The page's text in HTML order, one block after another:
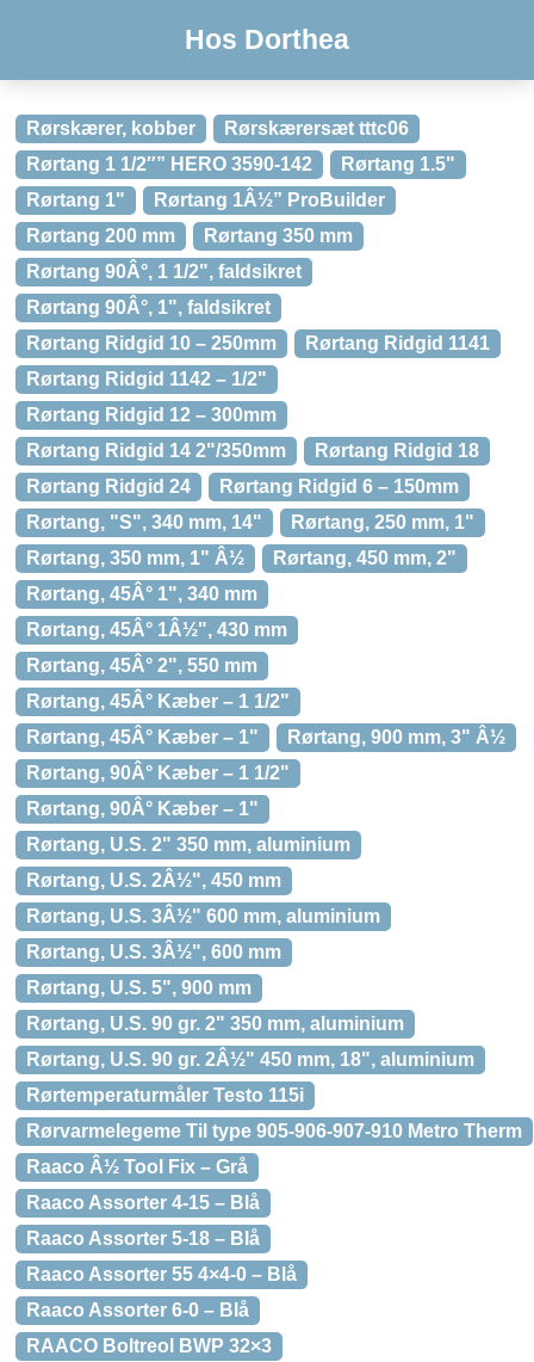
Hos Dorthea
Rørskærer, kobber
Rørskærersæt tttc06
Rørtang 1 1/2″” HERO 3590-142
Rørtang 1.5"
Rørtang 1"
Rørtang 1Â½” ProBuilder
Rørtang 200 mm
Rørtang 350 mm
Rørtang 90Â°, 1 1/2", faldsikret
Rørtang 90Â°, 1", faldsikret
Rørtang Ridgid 10 – 250mm
Rørtang Ridgid 1141
Rørtang Ridgid 1142 – 1/2"
Rørtang Ridgid 12 – 300mm
Rørtang Ridgid 14 2"/350mm
Rørtang Ridgid 18
Rørtang Ridgid 24
Rørtang Ridgid 6 – 150mm
Rørtang, "S", 340 mm, 14"
Rørtang, 250 mm, 1"
Rørtang, 350 mm, 1" Â½
Rørtang, 450 mm, 2"
Rørtang, 45Â° 1", 340 mm
Rørtang, 45Â° 1Â½", 430 mm
Rørtang, 45Â° 2", 550 mm
Rørtang, 45Â° Kæber – 1 1/2"
Rørtang, 45Â° Kæber – 1"
Rørtang, 900 mm, 3" Â½
Rørtang, 90Â° Kæber – 1 1/2"
Rørtang, 90Â° Kæber – 1"
Rørtang, U.S. 2" 350 mm, aluminium
Rørtang, U.S. 2Â½", 450 mm
Rørtang, U.S. 3Â½" 600 mm, aluminium
Rørtang, U.S. 3Â½", 600 mm
Rørtang, U.S. 5", 900 mm
Rørtang, U.S. 90 gr. 2" 350 mm, aluminium
Rørtang, U.S. 90 gr. 2Â½" 450 mm, 18", aluminium
Rørtemperaturmåler Testo 115i
Rørvarmelegeme Til type 905-906-907-910 Metro Therm
Raaco Â½ Tool Fix – Grå
Raaco Assorter 4-15 – Blå
Raaco Assorter 5-18 – Blå
Raaco Assorter 55 4×4-0 – Blå
Raaco Assorter 6-0 – Blå
RAACO Boltreol BWP 32×3